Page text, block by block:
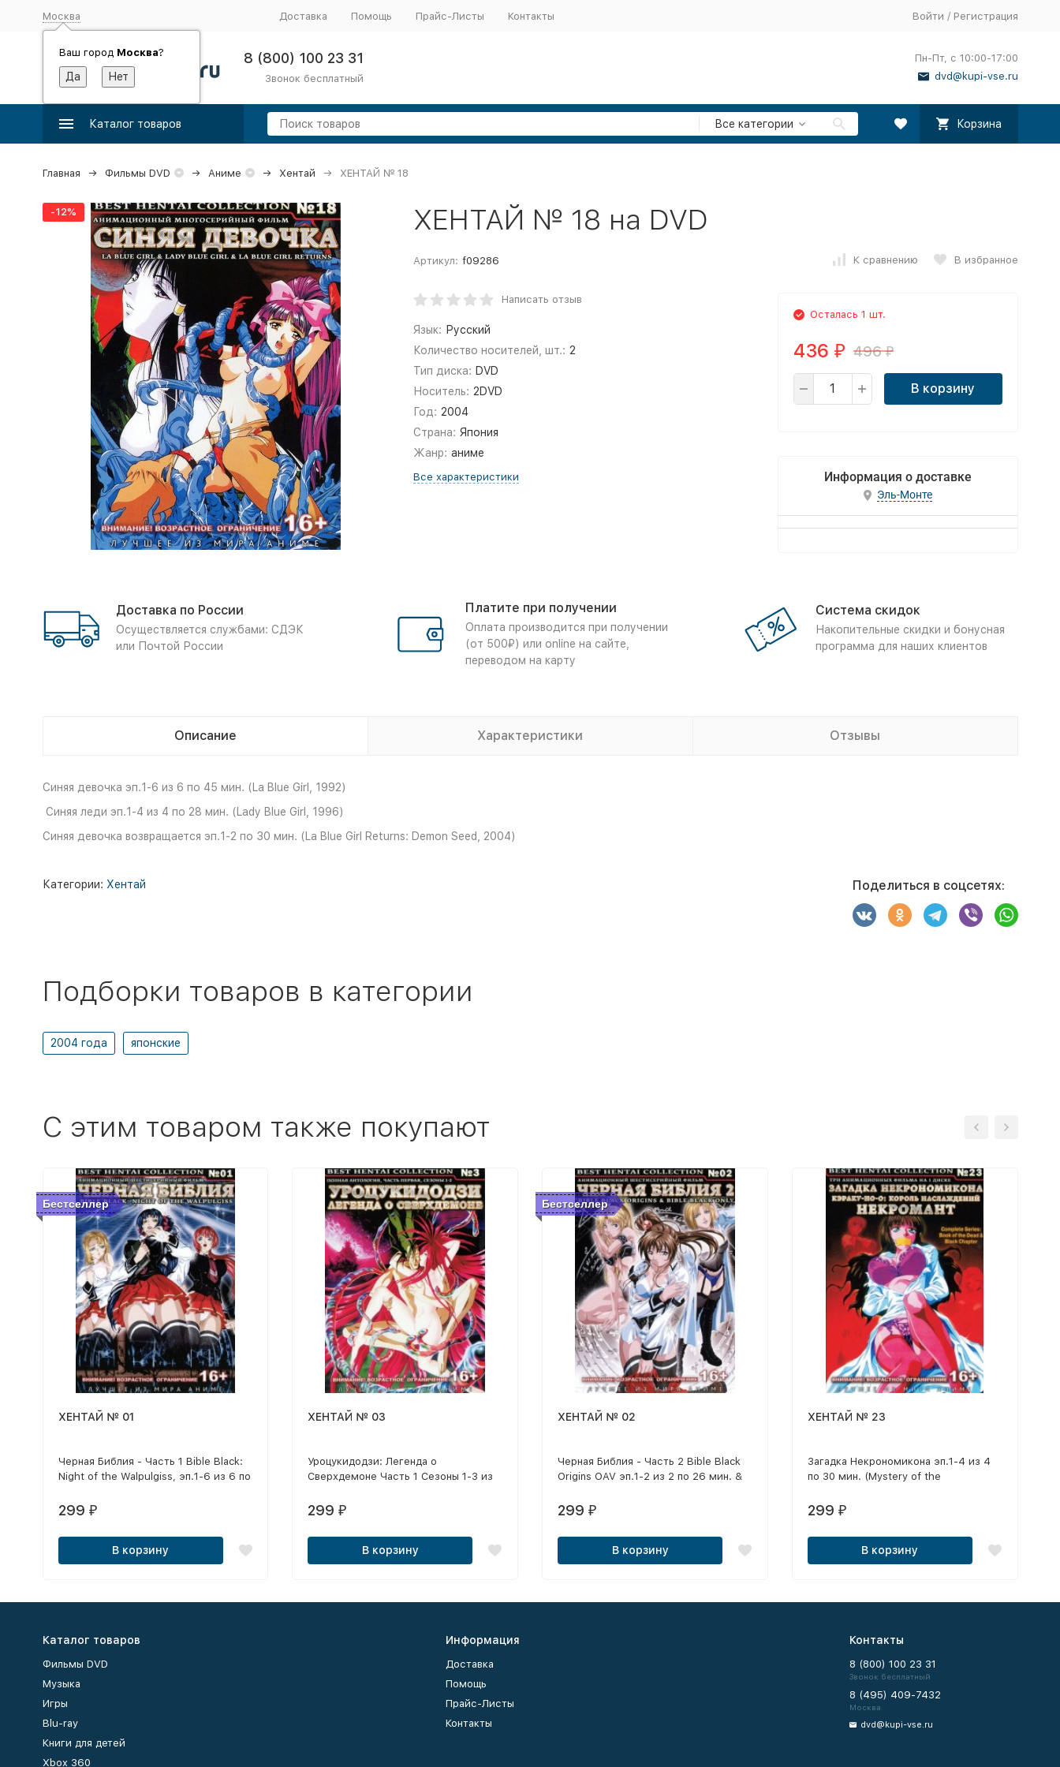
Москва
Ваш город Москва?
Доставка Помощь Прайс-Листы Контакты Войти / Регистрация
8 (800) 100 23 31
Звонок бесплатный
Пн-Пт, с 10:00-17:00
dvd@kupi-vse.ru
Каталог товаров Все категории Корзина
Главная Фильмы DVD Аниме Хентай ХЕНТАЙ № 18
-12% ХЕНТАЙ № 18 на DVD
Артикул: f09286 К сравнению В избранное
Написать отзыв
Язык: Русский
Количество носителей, шт.: 2
Тип диска: DVD
Носитель: 2DVD
Год: 2004
Страна: Япония
Жанр: аниме
Все характеристики
Осталась 1 шт.
436 ₽ 496₽
В корзину
Информация о доставке
Эль-Монте
Доставка по России
Осуществляется службами: СДЭК
или Почтой России
Платите при получении
Оплата производится при получении
(от 500₽) или online на сайте,
переводом на карту
Система скидок
Накопительные скидки и бонусная
программа для наших клиентов
Описание Характеристики Отзывы
Синяя девочка эп.1-6 из 6 по 45 мин. (La Blue Girl, 1992)
Синяя леди эп.1-4 из 4 по 28 мин. (Lady Blue Girl, 1996)
Синяя девочка возвращается эп.1-2 по 30 мин. (La Blue Girl Returns: Demon Seed, 2004)
Категории: Хентай Поделиться в соцсетях:
Подборки товаров в категории
2004 года японские
C этим товаром также покупают
Бестселлер
ХЕНТАЙ № 01
Черная Библия - Часть 1 Bible Black:
Night of the Walpulgiss, эп.1-6 из 6 по
299 ₽
В корзину
ХЕНТАЙ № 03
Уроцукидодзи: Легенда о
Сверхдемоне Часть 1 Сезоны 1-3 из
(Urotsukidoji)
299₽
В корзину
Бестселлер
ХЕНТАЙ № 02
Черная Библия - Часть 2 Bible Black
Origins OAV эп.1-2 из 2 по 26 мин. &
2002-2005
299 ₽
В корзину
ХЕНТАЙ № 23
Загадка Некрономикона эп.1-4 из 4
по 30 мин. (Mystery of the
фильм, 30 мин. (Necromancer, 2006) /
эп.1-3 из 3 по 30 мин. (Keraku-no-oh:
King of Pleasure, 2002)
299 ₽
В корзину
Каталог товаров
Фильмы DVD
Музыка
Игры
Blu-ray
Книги для детей
Xbox 360
Информация
Доставка
Помощь
Прайс-Листы
Контакты
Контакты
8 (800) 100 23 31
Звонок бесплатный
8 (495) 409-7432
Москва
dvd@kupi-vse.ru